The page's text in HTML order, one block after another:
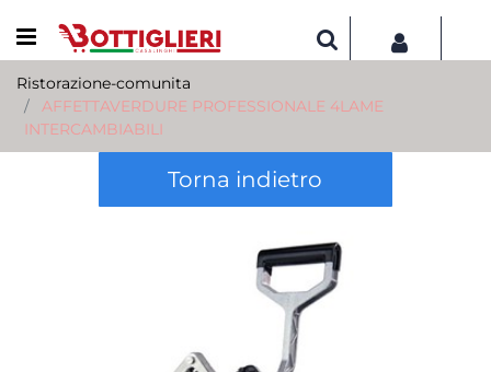
Open menu
Ristorazione-comunita
AFFETTAVERDURE PROFESSIONALE 4LAME
INTERCAMBIABILI
Torna indietro